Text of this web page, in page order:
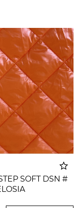
SOFT DSN #